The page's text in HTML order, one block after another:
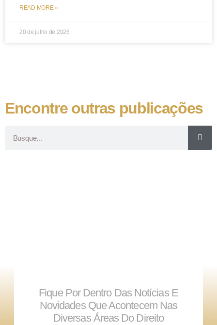
READ MORE »
20 de julho de 2026
Encontre outras publicações
Fique Por Dentro Das Notícias E
Novidades Que Acontecem Nas
Diversas Áreas Do Direito